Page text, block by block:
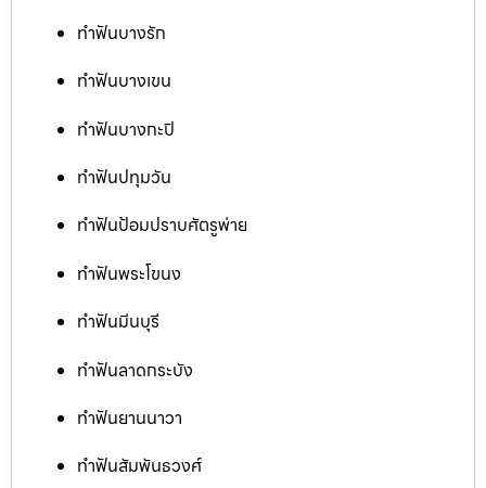
ทำฟันบางรัก
ทำฟันบางเขน
ทำฟันบางกะปิ
ทำฟันปทุมวัน
ทำฟันป้อมปราบศัตรูพ่าย
ทำฟันพระโขนง
ทำฟันมีนบุรี
ทำฟันลาดกระบัง
ทำฟันยานนาวา
ทำฟันสัมพันธวงศ์